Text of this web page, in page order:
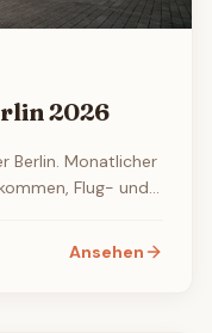
2026
Berlin. Monatlicher
Flug- und
Ansehen